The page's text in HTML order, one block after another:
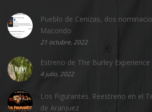
Pueblo de Cenizas, dos
Macondo
21 octubre, 2022
Estreno de The Burley Experience
4 julio, 2022
Los Figurantes. Reestreno en el
de Aranjuez